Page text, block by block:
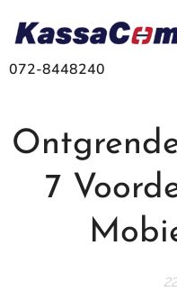
072-8448240
7